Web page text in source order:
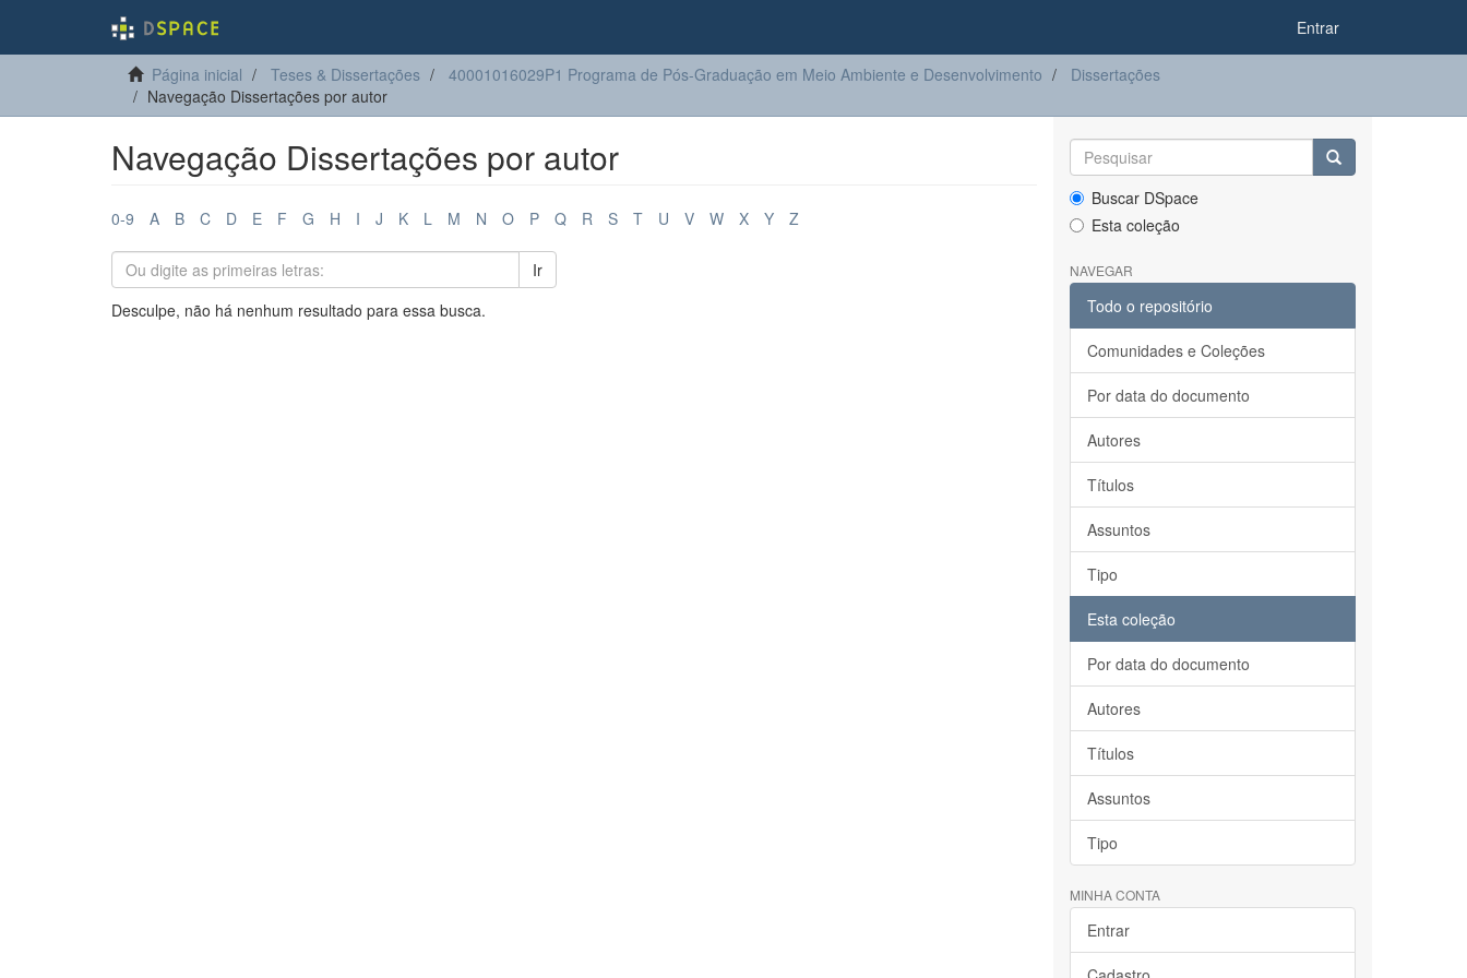
Entrar
Página inicial Teses & Dissertações 40001016029P1 Programa de Pós-Graduação em Meio Ambiente e Desenvolvimento
Dissertações
Navegação Dissertações por autor
Navegação Dissertações por autor
0-9 A B C D E F G H I J K L M N O P Q R S T U V W X Y Z
Ir
Desculpe, não há nenhum resultado para essa busca.
Buscar DSpace
Esta coleção
NAVEGAR
Todo o repositório
Comunidades e Coleções
Por data do documento
Autores
Títulos
Assuntos
Tipo
Esta coleção
Por data do documento
Autores
Títulos
Assuntos
Tipo
MINHA CONTA
Entrar